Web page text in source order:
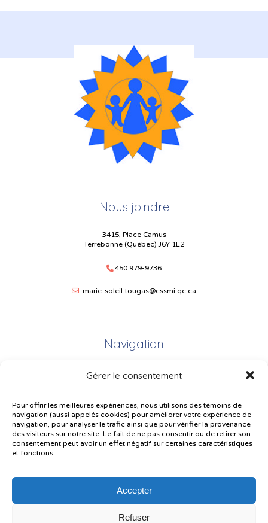
Gérer le consentement
Pour offrir les meilleures expériences, nous utilisons des témoins de
navigation (aussi appelés cookies) pour améliorer votre expérience de
navigation, pour analyser le trafic ainsi que pour vérifier la provenance
des visiteurs sur notre site. Le fait de ne pas consentir ou de retirer son
consentement peut avoir un effet négatif sur certaines caractéristiques
et fonctions.
Accepter
Refuser
Nous joindre
3415, Place Camus
Terrebonne (Québec) J6Y 1L2
450 979-9736
marie-soleil-tougas@cssmi.qc.ca
Navigation
Plan du site
Plainte – service à l’élève
Politique de confidentialité